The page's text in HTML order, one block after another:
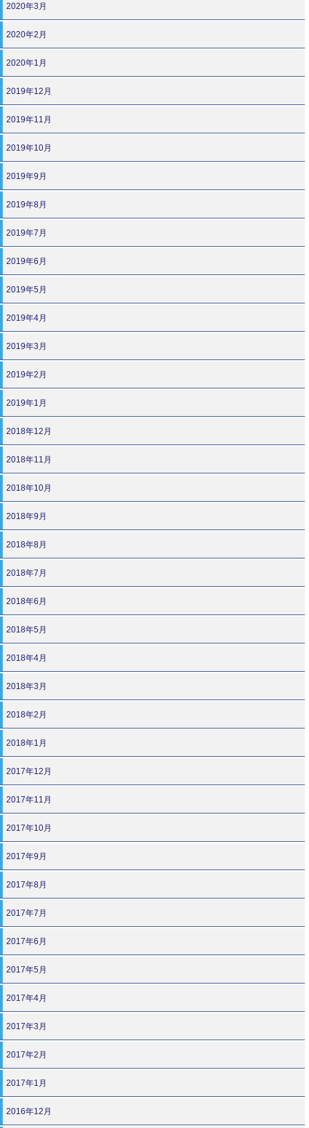
2020年3月
2020年2月
2020年1月
2019年12月
2019年11月
2019年10月
2019年9月
2019年8月
2019年7月
2019年6月
2019年5月
2019年4月
2019年3月
2019年2月
2019年1月
2018年12月
2018年11月
2018年10月
2018年9月
2018年8月
2018年7月
2018年6月
2018年5月
2018年4月
2018年3月
2018年2月
2018年1月
2017年12月
2017年11月
2017年10月
2017年9月
2017年8月
2017年7月
2017年6月
2017年5月
2017年4月
2017年3月
2017年2月
2017年1月
2016年12月